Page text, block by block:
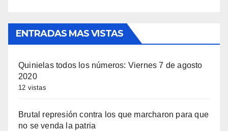
ENTRADAS MAS VISTAS
Quinielas todos los números: Viernes 7 de agosto
2020
12 vistas
Brutal represión contra los que marcharon para que
no se venda la patria